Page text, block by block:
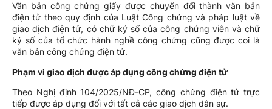
Văn bản công chứng giấy được chuyển đổi thành văn bản
điện tử theo quy định của Luật Công chứng và pháp luật về
giao dịch điện tử, có chữ ký số của công chứng viên và chữ
ký số của tổ chức hành nghề công chứng cũng được coi là
văn bản công chứng điện tử.
Phạm vi giao dịch được áp dụng công chứng điện tử
Theo Nghị định 104/2025/NĐ-CP, công chứng điện tử trực
tiếp được áp dụng đối với tất cả các giao dịch dân sự.